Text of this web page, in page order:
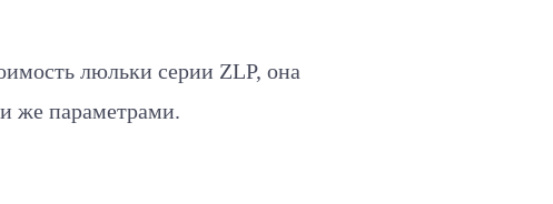
люльки серии ZLP, она
же параметрами.